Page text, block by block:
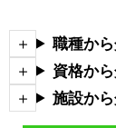
職種か
資格か
施設か